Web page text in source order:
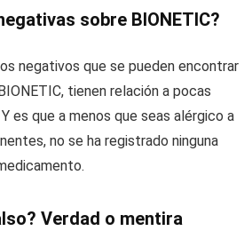
sobre BIONETIC?
negativos que se pueden encontrar
tienen relación a pocas
es que a menos que seas alérgico a
no se ha registrado ninguna
Verdad o mentira